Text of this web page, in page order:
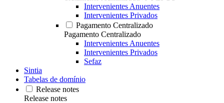
Intervenientes Anuentes
Intervenientes Privados
Pagamento Centralizado
Pagamento Centralizado
Intervenientes Anuentes
Intervenientes Privados
Sefaz
Sintia
Tabelas de domínio
Release notes
Release notes